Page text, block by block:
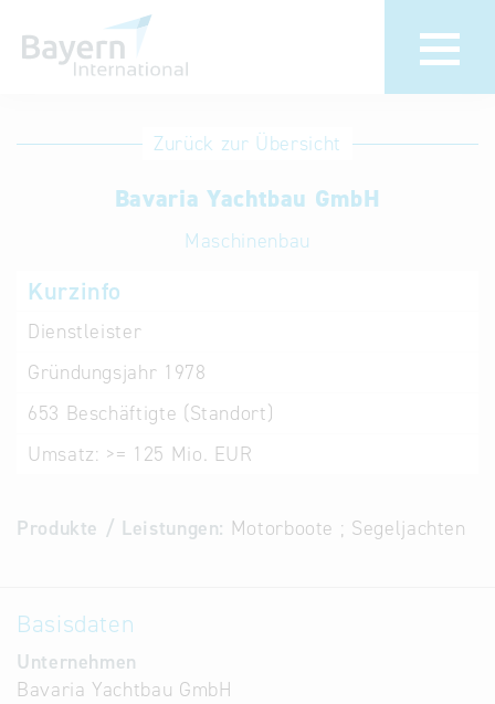
Anmeldung
Unternehmen
anmelden
Eintrag
löschen
Aktualisieren
Alternative
Zurück zur Übersicht
Bavaria Yachtbau GmbH
Maschinenbau
Kurzinfo
Dienstleister
Gründungsjahr 1978
653 Beschäftigte (Standort)
Umsatz: >= 125 Mio. EUR
Produkte / Leistungen: Motorboote ; Segeljachten
Basisdaten
Unternehmen
Bavaria Yachtbau GmbH